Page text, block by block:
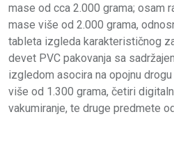
mase od cca 2.000 grama; osam
mase više od 2.000 grama,
tableta izgleda karakterističnog
devet PVC pakovanja sa
izgledom asocira na opojnu
više od 1.300 grama, četiri
vakumiranje, te druge predmete